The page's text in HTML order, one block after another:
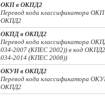
ОКП в ОКПД2
Перевод кода классификатора ОКП
ОКПД2
ОКПД в ОКПД2
Перевод кода классификатора
034-2007 (КПЕС 2002)) в код
034-2014 (КПЕС 2008))
ОКУН в ОКПД2
Перевод кода классификатора
ОКПД2